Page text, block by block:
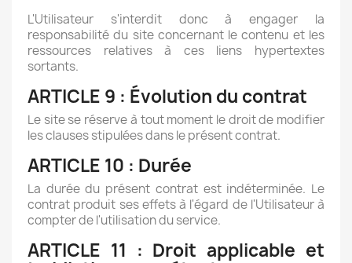
L'Utilisateur s'interdit donc à engager la
responsabilité du site concernant le contenu et les
ressources relatives à ces liens hypertextes
sortants.
ARTICLE 9 : Évolution du contrat
Le site se réserve à tout moment le droit de modifier
les clauses stipulées dans le présent contrat.
ARTICLE 10 : Durée
La durée du présent contrat est indéterminée. Le
contrat produit ses effets à l'égard de l'Utilisateur à
compter de l'utilisation du service.
ARTICLE 11 : Droit applicable et